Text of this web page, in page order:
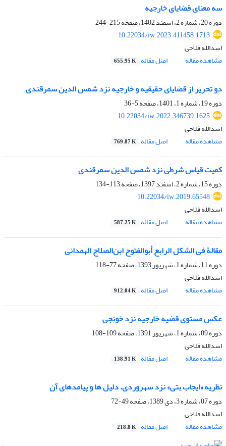
سه معنای قضایای خارجیه
دوره 20، شماره 2، اسفند 1402، صفحه
215-244
10.22034/iw.2023.411458.1713
اسدالله فلاحی
مشاهده مقاله
اصل مقاله 655.95 K
دو تحریر از قضایای حقیقیه و خارجیه نزد شمس‌ الدین سمرقندی
دوره 19، شماره 1، 1401، صفحه
5-36
10.22034/iw.2022.346739.1625
اسدالله فلاحی
مشاهده مقاله
اصل مقاله 769.87 K
کمیت قیاس شرطی نزد شمس الدین سمرقندی
دوره 15، شماره 2، اسفند 1397، صفحه
113-134
10.22034/iw.2019.65548
اسدالله فلاحی
مشاهده مقاله
اصل مقاله 587.25 K
مقالة فی الشکل الرابع أبوالفتوح ابن‌الصلاح الهمدانی
دوره 11، شماره 1، شهریور 1393، صفحه
77-118
اسدالله فلاحی
مشاهده مقاله
اصل مقاله 912.04 K
عکس مستوی قضیه خارجیه نزد خونجی
دوره 09، شماره 1، شهریور 1391، صفحه
109-108
اسدالله فلاحی
مشاهده مقاله
اصل مقاله 138.91 K
نظریه «ایجاب بتی» نزد سهروردی، دلیل ها و پیامدهای آن
دوره 07، شماره 3، دی 1389، صفحه
49-72
اسدالله فلاحی
مشاهده مقاله
اصل مقاله 218.8 K